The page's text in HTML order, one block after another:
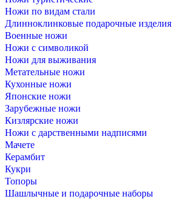
Ножи по видам стали
Длинноклинковые подарочные изделия
Военные ножи
Ножи с символикой
Ножи для выживания
Метательные ножи
Кухонные ножи
Японские ножи
Зарубежные ножи
Кизлярские ножи
Ножи с дарственными надписями
Мачете
Керамбит
Кукри
Топоры
Шашлычные и подарочные наборы